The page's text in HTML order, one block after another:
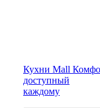
Кухни Mall
доступный
каждому